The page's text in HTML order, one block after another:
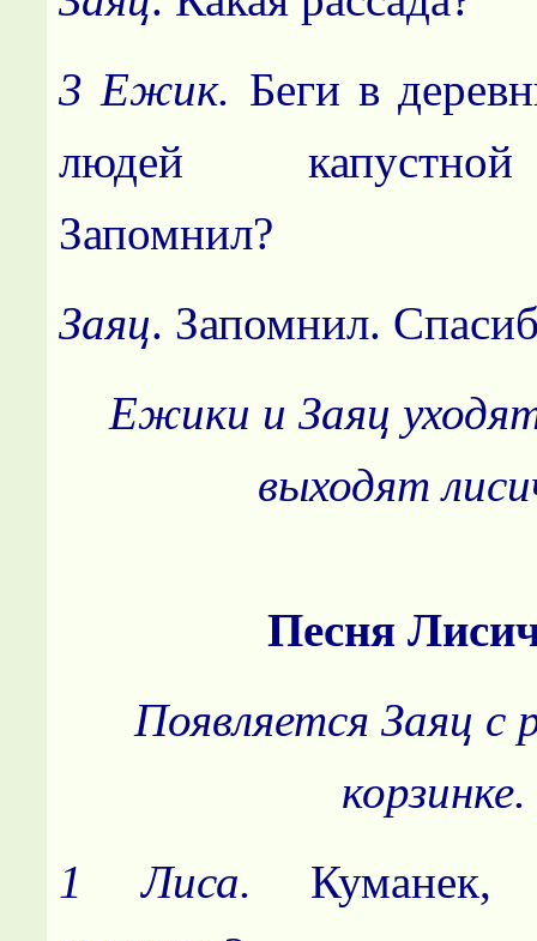
3 Ежик. Беги в
людей
Запомнил?
Заяц. Запомнил.
Ежики и Заяц
выходят
Песня
Появляется Заяц с
корзинке.
1 Лиса.